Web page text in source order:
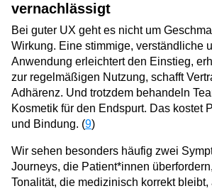
vernachlässigt
Bei guter UX geht es nicht um
Wirkung. Eine stimmige, verständliche
Anwendung erleichtert den Einstieg,
zur regelmäßigen Nutzung, schafft
Adhärenz. Und trotzdem behandeln
Kosmetik für den Endspurt. Das kostet
und Bindung. (9)
Wir sehen besonders häufig zwei
Journeys, die Patient*innen
Tonalität, die medizinisch korrekt bleibt,